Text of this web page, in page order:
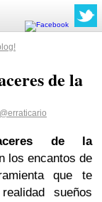
de la
@erraticario
de la
los encantos de
que te
sueños